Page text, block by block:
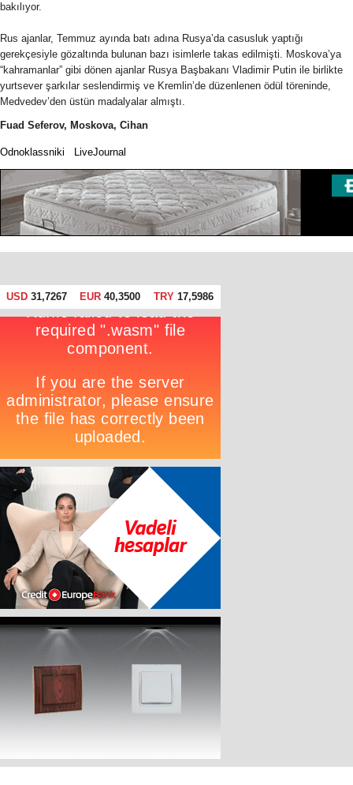
bakılıyor.
Rus ajanlar, Temmuz ayında batı adına Rusya’da casusluk yaptığı
gerekçesiyle gözaltında bulunan bazı isimlerle takas edilmişti. Moskova’ya
“kahramanlar” gibi dönen ajanlar Rusya Başbakanı Vladimir Putin ile birlikte
yurtsever şarkılar seslendirmiş ve Kremlin’de düzenlenen ödül töreninde,
Medvedev’den üstün madalyalar almıştı.
Fuad Seferov, Moskova, Cihan
Odnoklassniki LiveJournal
USD 31,7267 EUR 40,3500 TRY 17,5986